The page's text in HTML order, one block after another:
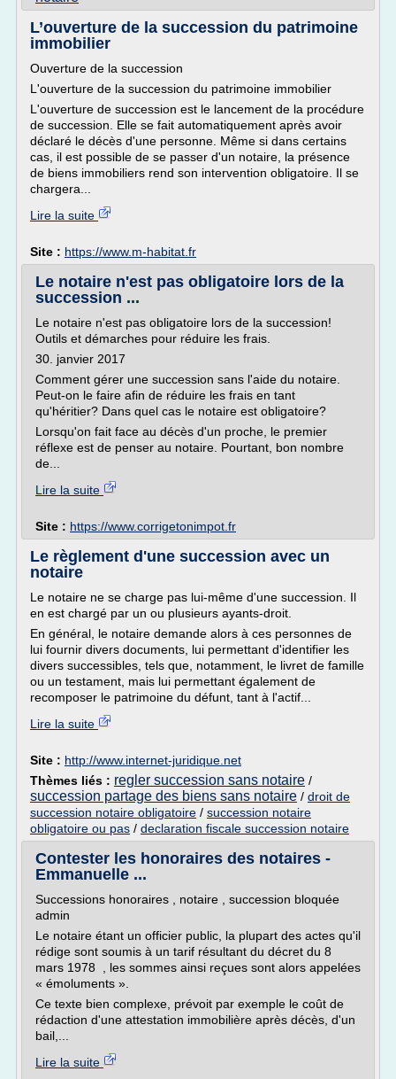
L’ouverture de la succession du patrimoine
immobilier
Ouverture de la succession
L'ouverture de la succession du patrimoine immobilier
L'ouverture de succession est le lancement de la procédure
de succession. Elle se fait automatiquement après avoir
déclaré le décès d'une personne. Même si dans certains
cas, il est possible de se passer d'un notaire, la présence
de biens immobiliers rend son intervention obligatoire. Il se
chargera...
Lire la suite
Site : https://www.m-habitat.fr
Le notaire n'est pas obligatoire lors de la
succession ...
Le notaire n'est pas obligatoire lors de la succession!
Outils et démarches pour réduire les frais.
30. janvier 2017
Comment gérer une succession sans l'aide du notaire.
Peut-on le faire afin de réduire les frais en tant
qu'héritier? Dans quel cas le notaire est obligatoire?
Lorsqu'on fait face au décès d'un proche, le premier
réflexe est de penser au notaire. Pourtant, bon nombre
de...
Lire la suite
Site : https://www.corrigetonimpot.fr
Le règlement d'une succession avec un
notaire
Le notaire ne se charge pas lui-même d'une succession. Il
en est chargé par un ou plusieurs ayants-droit.
En général, le notaire demande alors à ces personnes de
lui fournir divers documents, lui permettant d'identifier les
divers successibles, tels que, notamment, le livret de famille
ou un testament, mais lui permettant également de
recomposer le patrimoine du défunt, tant à l'actif...
Lire la suite
Site : http://www.internet-juridique.net
Thèmes liés : regler succession sans notaire /
succession partage des biens sans notaire / droit de
succession notaire obligatoire / succession notaire
obligatoire ou pas / declaration fiscale succession notaire
Contester les honoraires des notaires -
Emmanuelle ...
Successions honoraires , notaire , succession bloquée
admin
Le notaire étant un officier public, la plupart des actes qu'il
rédige sont soumis à un tarif résultant du décret du 8
mars 1978 , les sommes ainsi reçues sont alors appelées
« émoluments ».
Ce texte bien complexe, prévoit par exemple le coût de
rédaction d'une attestation immobilière après décès, d'un
bail,...
Lire la suite